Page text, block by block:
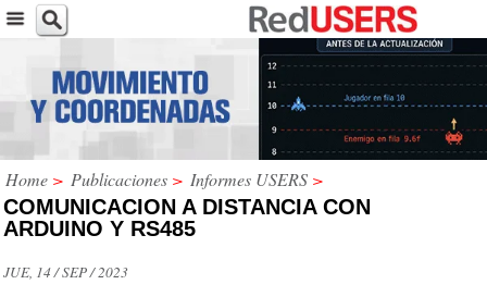
Home > Publicaciones > Informes USERS >
COMUNICACION A DISTANCIA CON
ARDUINO Y RS485
JUE, 14 / SEP / 2023